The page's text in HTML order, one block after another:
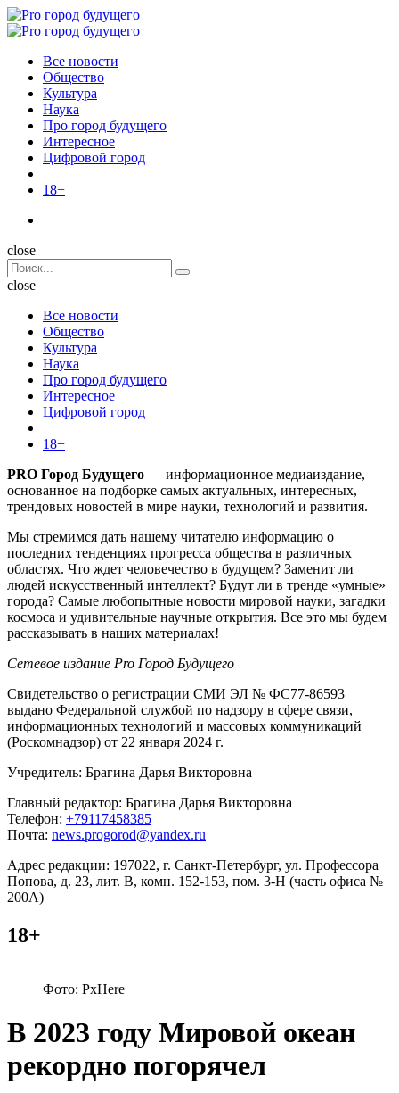
Menu
Поиск
Menu
Pro
Все новости
Общество
Культура
Наука
Про город будущего
Интересное
Цифровой город
18+
Поиск
close
Search
for:
Поиск
close
Все новости
Общество
Культура
Наука
Про город будущего
Интересное
Цифровой город
18+
PRO Город Будущего — информационное медиаиздание,
основанное на подборке самых актуальных, интересных,
трендовых новостей в мире науки, технологий и развития.
Мы стремимся дать нашему читателю информацию о
последних тенденциях прогресса общества в различных
областях. Что ждет человечество в будущем? Заменит ли
людей искусственный интеллект? Будут ли в тренде «умные»
города? Самые любопытные новости мировой науки, загадки
космоса и удивительные научные открытия. Все это мы будем
рассказывать в наших материалах!
Сетевое издание Pro Город Будущего
Свидетельство о регистрации СМИ ЭЛ № ФС77-86593
выдано Федеральной службой по надзору в сфере связи,
информационных технологий и массовых коммуникаций
(Роскомнадзор) от 22 января 2024 г.
Учредитель: Брагина Дарья Викторовна
Главный редактор: Брагина Дарья Викторовна
Телефон: +79117458385
Почта: news.progorod@yandex.ru
Адрес редакции: 197022, г. Санкт-Петербург, ул. Профессора
Попова, д. 23, лит. В, комн. 152-153, пом. 3-Н (часть офиса №
200А)
18+
Фото: PxHere
В 2023 году Мировой океан
рекордно погорячел